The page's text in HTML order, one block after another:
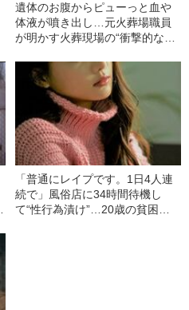
遺体のお腹からピューっと血や
体液が噴き出し…元火葬場職員
が明かす火葬現場の“衝撃的な光
「普通にレイプです。1日4人連
続で」風俗店に34時間待機し
て“性行為漬け”…20歳の貧困女